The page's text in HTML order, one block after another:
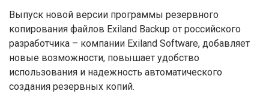
Выпуск новой версии программы резервного
копирования файлов Exiland Backup от российского
разработчика – компании Exiland Software, добавляет
новые возможности, повышает удобство
использования и надежность автоматического
создания резервных копий.